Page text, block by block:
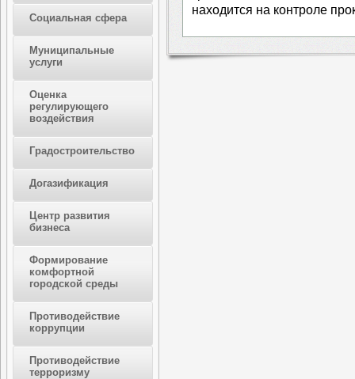
Социальная сфера
Муниципальные
услуги
Оценка
регулирующего
воздействия
Градостроительство
Догазификация
Центр развития
бизнеса
Формирование
комфортной
городской среды
Противодействие
коррупции
Противодействие
терроризму
находится на контроле